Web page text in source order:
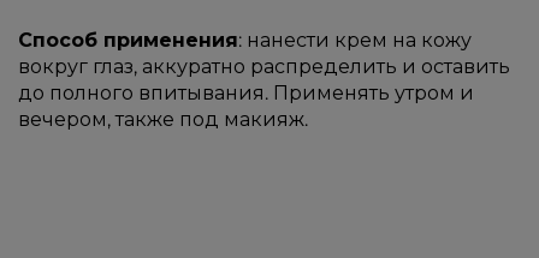
Способ применения: нанести крем на кожу
вокруг глаз, аккуратно распределить и оставить
до полного впитывания. Применять утром и
вечером, также под макияж.